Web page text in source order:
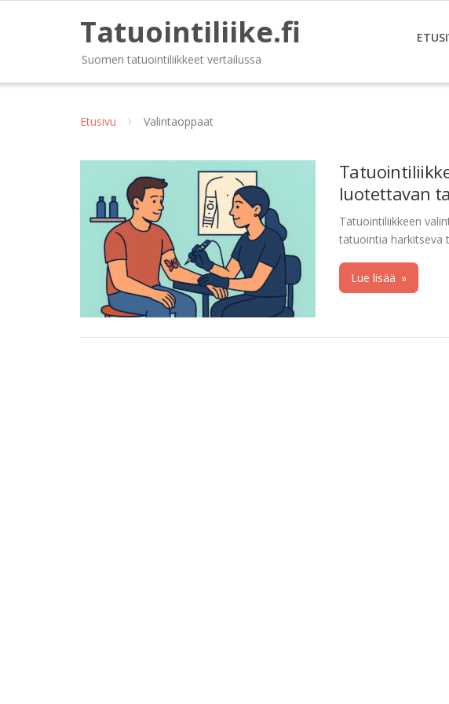
Tatuointiliike.fi
Suomen tatuointiliikkeet vertailussa
Etusivu Valintaoppaat
luotettavan
Tatuointiliikkeen
tatuointia harkitseva
Lue lisää »